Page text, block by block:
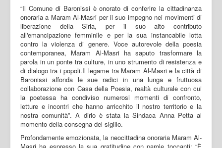
“Il Comune di Baronissi è onorato di conferire la cittadinanza
onoraria a Maram Al-Masri per il suo impegno nei movimenti di
liberazione della Siria, per il suo alto contributo
all'emancipazione femminile e per la sua instancabile lotta
contro la violenza di genere. Voce autorevole della poesia
contemporanea, Maram Al-Masri ha saputo trasformare la
parola in un ponte tra culture, in uno strumento di resistenza e
di dialogo tra i popoli.Il legame tra Maram Al-Masri e la città di
Baronissi affonda le sue radici in una lunga e fruttuosa
collaborazione con Casa della Poesia, realtà culturale con cui
la poetessa ha condiviso numerosi momenti di confronto,
letture e incontri che hanno arricchito il nostro territorio e la
nostra comunità”. A dirlo è stata la Sindaca Anna Petta al
momento della consegna del sigillo.
Profondamente emozionata, la neocittadina onoraria Maram Al-